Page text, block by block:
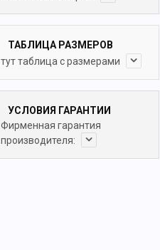
ТАБЛИЦА РАЗМЕРОВ
тут таблица с размерами
УСЛОВИЯ ГАРАНТИИ
Фирменная гарантия
производителя: